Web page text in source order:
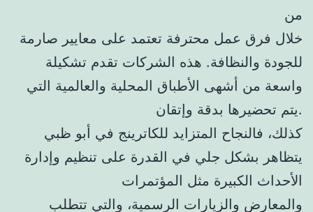
من
خلال فرق عمل محترفة تعتمد على معايير صارمة
للجودة والنظافة. هذه الشركات تقدم تشكيلة
واسعة من أشهى الأطباق المحلية والعالمية التي
يتم تحضيرها بدقة وإتقان.
كذلك، فالنجاح المتزايد للكاترينج في أبو ظبي
يتظاهر بشكل جلي في القدرة على تنظيم وإدارة
الأحداث الكبيرة مثل المؤتمرات
والمعارض والزيارات الرسمية، والتي تتطلب